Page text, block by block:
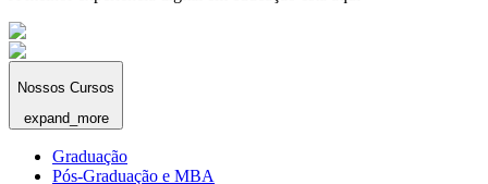
Nossos Cursos
expand_more
Graduação
Pós-Graduação e MBA